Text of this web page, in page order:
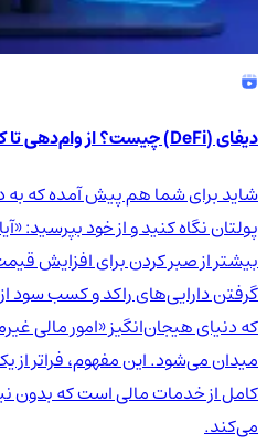
دیفای (DeFi) چیست؟ از وام‌دهی تا کسب درآمد
شاید برای شما هم پیش آمده که به
پولتان نگاه کنید و از خود بپرسید:
بیشتر از صبر کردن برای افزایش
گرفتن دارایی‌های راکد و کسب سود
میدان می‌شود. این مفهوم، فراتر
کامل از خدمات مالی است که بدون
می‌کند.